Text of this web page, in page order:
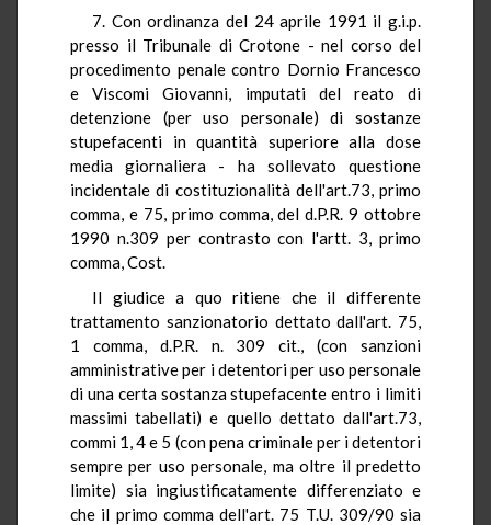
7. Con ordinanza del 24 aprile 1991 il g.i.p.
presso il Tribunale di Crotone - nel corso del
procedimento penale contro Dornio Francesco
e Viscomi Giovanni, imputati del reato di
detenzione (per uso personale) di sostanze
stupefacenti in quantità superiore alla dose
media giornaliera - ha sollevato questione
incidentale di costituzionalità dell'art.73, primo
comma, e 75, primo comma, del d.P.R. 9 ottobre
1990 n.309 per contrasto con l'artt. 3, primo
comma, Cost.
Il giudice a quo ritiene che il differente
trattamento sanzionatorio dettato dall'art. 75,
1 comma, d.P.R. n. 309 cit., (con sanzioni
amministrative per i detentori per uso personale
di una certa sostanza stupefacente entro i limiti
massimi tabellati) e quello dettato dall'art.73,
commi 1, 4 e 5 (con pena criminale per i detentori
sempre per uso personale, ma oltre il predetto
limite) sia ingiustificatamente differenziato e
che il primo comma dell'art. 75 T.U. 309/90 sia